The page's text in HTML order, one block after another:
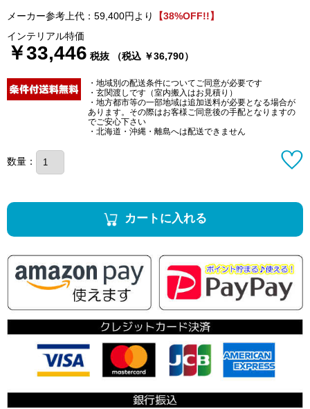
メーカー参考上代：59,400円より
【38%OFF!!】
インテリアル特価
￥33,446 税抜 （税込 ￥36,790）
・地域別の配送条件についてご同意が必要です
・玄関渡しです（室内搬入はお見積り）
・地方都市等の一部地域は追加送料が必要となる場合が
あります。その際はお客様ご同意後の手配となりますの
でご安心下さい
・北海道・沖縄・離島へは配送できません
数量：
カートに入れる